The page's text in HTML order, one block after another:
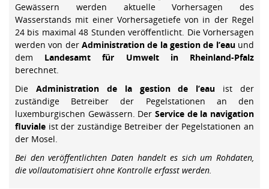
Gewässern werden aktuelle Vorhersagen des
Wasserstands mit einer Vorhersagetiefe von in der Regel
24 bis maximal 48 Stunden veröffentlicht. Die Vorhersagen
werden von der Administration de la gestion de l’eauund
dem Landesamt für Umwelt in Rheinland-Pfalz
berechnet.
Die Administration de la gestion de l’eau ist der
zuständige Betreiber der Pegelstationen an den
luxemburgischen Gewässern. Der Service de la navigation
fluviale ist der zuständige Betreiber der Pegelstationen an
der Mosel.
Bei den veröffentlichten Daten handelt es sich um Rohdaten,
die vollautomatisiert ohne Kontrolle erfasst werden.